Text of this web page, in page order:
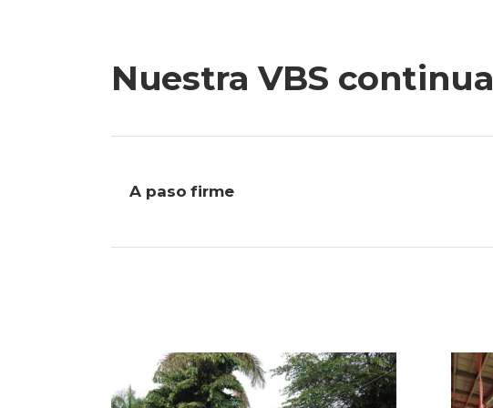
Nuestra VBS continua
A paso firme